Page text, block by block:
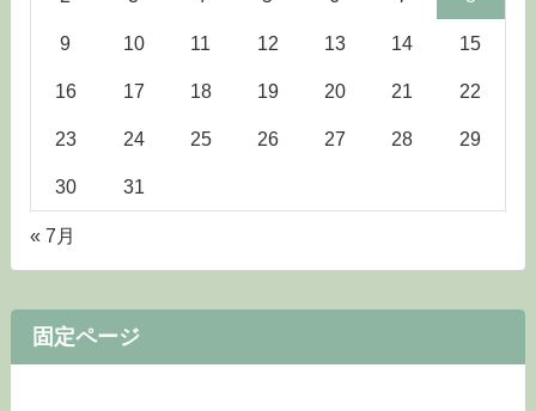
9 10 11 12 13 14 15
16 17 18 19 20 21 22
23 24 25 26 27 28 29
30 31
« 7月
固定ページ